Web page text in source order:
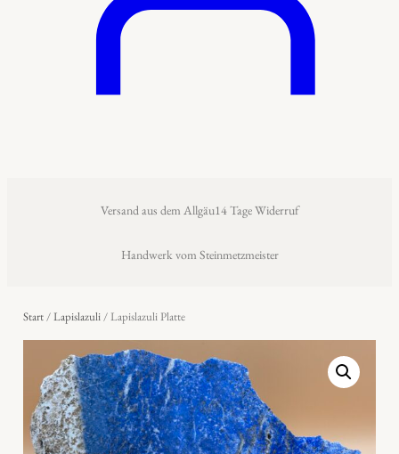
Versand aus dem Allgäu14 Tage Widerruf
Handwerk vom Steinmetzmeister
Start/Lapislazuli/ Lapislazuli Platte